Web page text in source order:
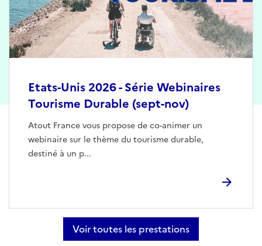
Etats-Unis 2026 - Série Webinaires
Tourisme Durable (sept-nov)
Atout France vous propose de co-animer un
webinaire sur le thème du tourisme durable,
destiné à un p...
Voir toutes les prestations